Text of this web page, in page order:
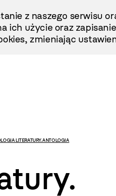
z naszego serwisu
ich użycie oraz
zmieniając
LITERATURY. ANTOLOGIA